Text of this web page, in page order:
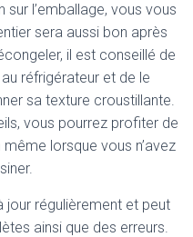
l’emballage, vous vous
sera aussi bon après
il est conseillé de
réfrigérateur et de le
sa texture croustillante.
vous pourrez profiter de
lorsque vous n’avez
jour régulièrement et peut
ainsi que des erreurs.